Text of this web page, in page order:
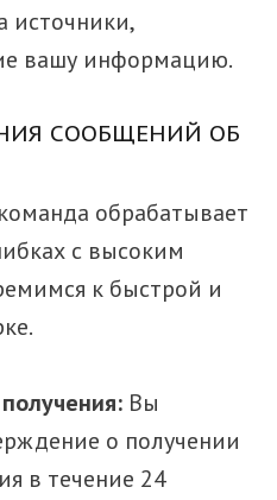
источники,
вашу информацию.
СООБЩЕНИЙ ОБ
обрабатывает
с высоким
к быстрой и
Вы
о получении
в течение 24